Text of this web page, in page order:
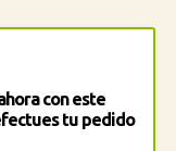
con este
tu pedido